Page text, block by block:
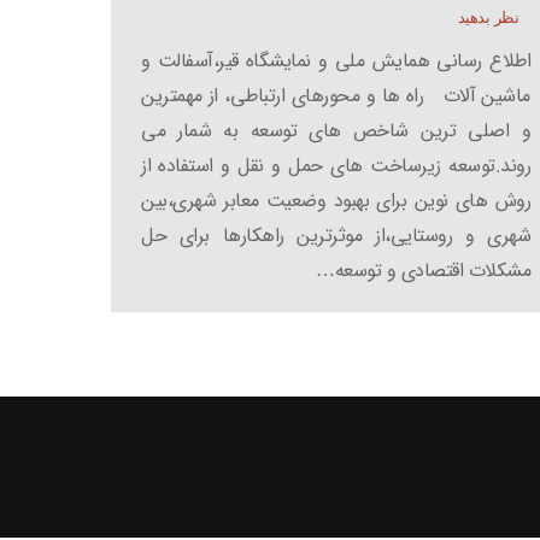
نظر بدهید
اطلاع رسانی همایش ملی و نمایشگاه قیر،آسفالت و
ماشین آلات راه ها و محورهای ارتباطی، از مهمترین
و اصلی ترین شاخص های توسعه به شمار می
روند.توسعه زیرساخت های حمل و نقل و استفاده از
روش های نوین برای بهبود وضعیت معابر شهری،بین
شهری و روستایی،از موثرترین راهکارها برای حل
مشکلات اقتصادی و توسعه…